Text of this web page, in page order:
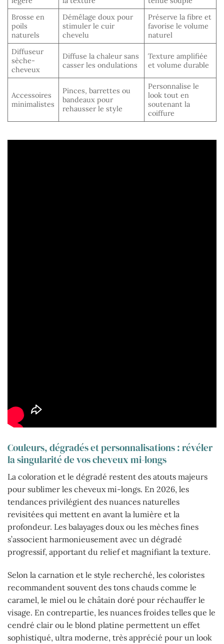
Brosse en
poils
naturels
Démêlage doux pour
stimuler le cuir
chevelu
Préserve la fibre et
favorise le volume
naturel
Diffuseur
sèche-
cheveux
Diffuse la chaleur sans
casser les ondulations
Texture amplifiée
et volume durable
Accessoires
minimalistes
Pinces, barrettes ou
bandeaux pour
rehausser le style
Personnalise le
look tout en
soutenant la
coiffure
Couleurs, dégradés et personnalisations : révéler
la singularité de vos cheveux mi-longs
La coloration et le dégradé restent des atouts majeurs
pour sublimer les cheveux mi-longs. En 2026, les
tendances privilégient des nuances naturelles
revisitées qui mettent en avant la lumière et la
profondeur. Les balayages doux ou les mèches fines
s’associent harmonieusement avec un dégradé
progressif, apportant du relief et magnifiant la texture.
Selon la carnation et le style recherché, les coloristes
recommandent souvent des tons chauds comme le
caramel, le miel ou le châtain doré pour réchauffer le
visage. En contrepartie, les nuances froides telles que le
cendré clair ou le blond platine permettent un effet
sophistiqué, ultra moderne, très apprécié pour un look